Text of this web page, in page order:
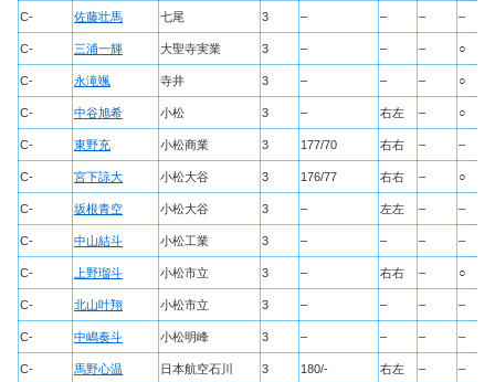
C- 佐藤壮馬 七尾 3 – – – –
C- 三浦一輝 大聖寺実業 3 – – – ○
C- 永滝颯 寺井 3 – – – ○
C- 中谷旭希 小松 3 – 右左 – ○
C- 東野充 小松商業 3 177/70 右右 – –
C- 宮下諒大 小松大谷 3 176/77 右右 – ○
C- 坂根青空 小松大谷 3 – 左左 – –
C- 中山結斗 小松工業 3 – – – –
C- 上野瑠斗 小松市立 3 – 右右 – ○
C- 北山叶翔 小松市立 3 – – – –
C- 中嶋奏斗 小松明峰 3 – – – –
C- 馬野心温 日本航空石川 3 180/- 右左 – –